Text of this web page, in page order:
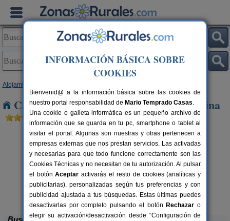
Alojamientos
Casas Rurales cerca de Torre de La Reina
2-22+3 pers.
desde15 €
Hacienda San José
Carmona (Sevilla)
Buscar
INFORMACIÓN BÁSICA SOBRE
COOKIES
Bienvenid@ a la información básica sobre las cookies de
nuestro portal responsabilidad de Mario Temprado Casas.
Una cookie o galleta informática es un pequeño archivo de
información que se guarda en tu pc, smartphone o tablet al
visitar el portal. Algunas son nuestras y otras pertenecen a
empresas externas que nos prestan servicios. Las activadas
y necesarias para que todo funcione correctamente son las
Cookies Técnicas y no necesitan de tu autorización. Al pulsar
el botónAceptar activarás el resto de cookies (analíticas y
publicitarias), personalizadas según tus preferencias y con
publicidad ajustada a tus búsquedas. Estas últimas puedes
desactivarlas por completo pulsando el botón Rechazar o
elegir su activación/desactivación desde “Configuración de